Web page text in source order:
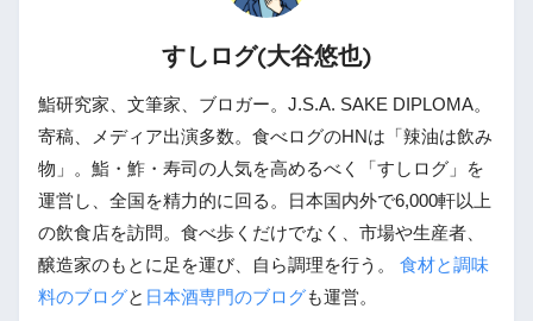
すしログ(大谷悠也)
鮨研究家、文筆家、ブロガー。J.S.A. SAKE DIPLOMA。
寄稿、メディア出演多数。食べログのHNは「辣油は飲み
物」。鮨・鮓・寿司の人気を高めるべく「すしログ」を
運営し、全国を精力的に回る。日本国内外で6,000軒以上
の飲食店を訪問。食べ歩くだけでなく、市場や生産者、
醸造家のもとに足を運び、自ら調理を行う。 食材と調味
料のブログと 日本酒専門のブログも運営。